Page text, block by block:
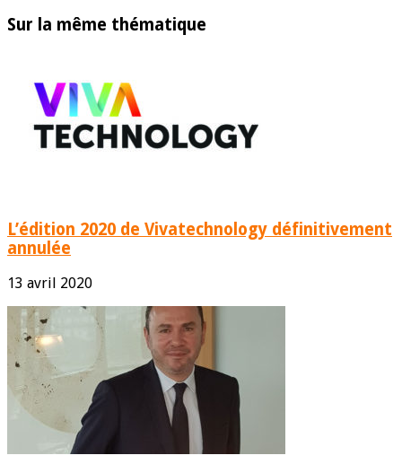
Sur la même thématique
L’édition 2020 de Vivatechnology définitivement
annulée
13 avril 2020